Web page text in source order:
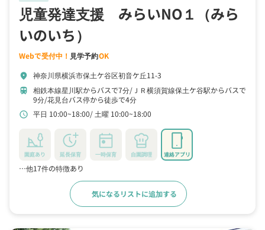
児童発達支援 みらいNO１（みら
いのいち）
Webで受付中！ 見学予約OK
location_on 神奈川県横浜市保土ケ谷区初音ケ丘11-3
train 相鉄本線星川駅からバスで7分
ＪＲ横須賀線保土ケ谷駅からバスで
9分 花見台バス停から徒歩で4分
schedule 平日 10:00~18:00 土曜 10:00~18:00
園庭あり 延長保育 一時保育 自園調理 連絡アプリ
…他17件の特徴あり
気になるリストに追加する